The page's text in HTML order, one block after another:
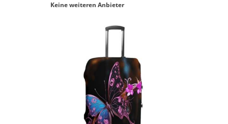
Keine weiteren Anbieter